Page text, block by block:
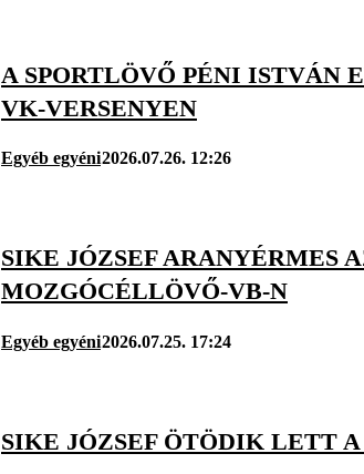
A SPORTLÖVŐ PÉNI ISTVÁN
VK-VERSENYEN
Egyéb egyéni2026.07.26. 12:26
SIKE JÓZSEF ARANYÉRMES
MOZGÓCÉLLÖVŐ-VB-N
Egyéb egyéni2026.07.25. 17:24
SIKE JÓZSEF ÖTÖDIK LETT